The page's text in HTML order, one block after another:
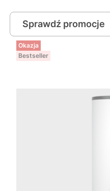
Sprawdź promocje
Okazja
Bestseller